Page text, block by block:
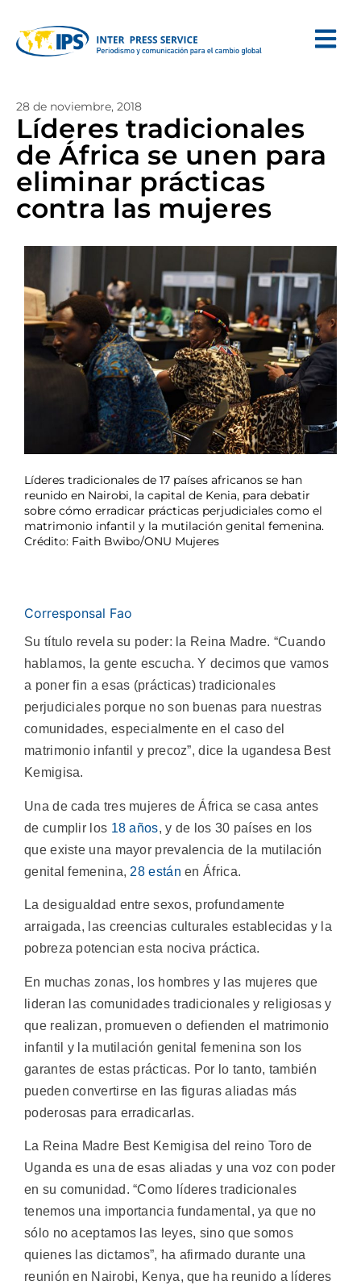
28 de noviembre, 2018
Líderes tradicionales
de África se unen para
eliminar prácticas
contra las mujeres
Líderes tradicionales de 17 países africanos se han
reunido en Nairobi, la capital de Kenia, para debatir
sobre cómo erradicar prácticas perjudiciales como el
matrimonio infantil y la mutilación genital femenina.
Crédito: Faith Bwibo/ONU Mujeres
Corresponsal Fao
Su título revela su poder: la Reina Madre. “Cuando
hablamos, la gente escucha. Y decimos que vamos
a poner fin a esas (prácticas) tradicionales
perjudiciales porque no son buenas para nuestras
comunidades, especialmente en el caso del
matrimonio infantil y precoz”, dice la ugandesa Best
Kemigisa.
Una de cada tres mujeres de África se casa antes
de cumplir los 18 años, y de los 30 países en los
que existe una mayor prevalencia de la mutilación
genital femenina, 28 están en África.
La desigualdad entre sexos, profundamente
arraigada, las creencias culturales establecidas y la
pobreza potencian esta nociva práctica.
En muchas zonas, los hombres y las mujeres que
lideran las comunidades tradicionales y religiosas y
que realizan, promueven o defienden el matrimonio
infantil y la mutilación genital femenina son los
garantes de estas prácticas. Por lo tanto, también
pueden convertirse en las figuras aliadas más
poderosas para erradicarlas.
La Reina Madre Best Kemigisa del reino Toro de
Uganda es una de esas aliadas y una voz con poder
en su comunidad. “Como líderes tradicionales
tenemos una importancia fundamental, ya que no
sólo no aceptamos las leyes, sino que somos
quienes las dictamos”, ha afirmado durante una
reunión en Nairobi, Kenya, que ha reunido a líderes